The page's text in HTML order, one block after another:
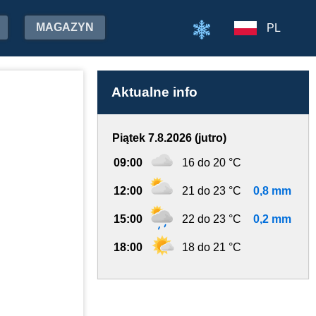
MAGAZYN PL
Aktualne info
Piątek 7.8.2026 (jutro)
09:00 16 do 20 °C
12:00 21 do 23 °C 0,8 mm
15:00 22 do 23 °C 0,2 mm
18:00 18 do 21 °C